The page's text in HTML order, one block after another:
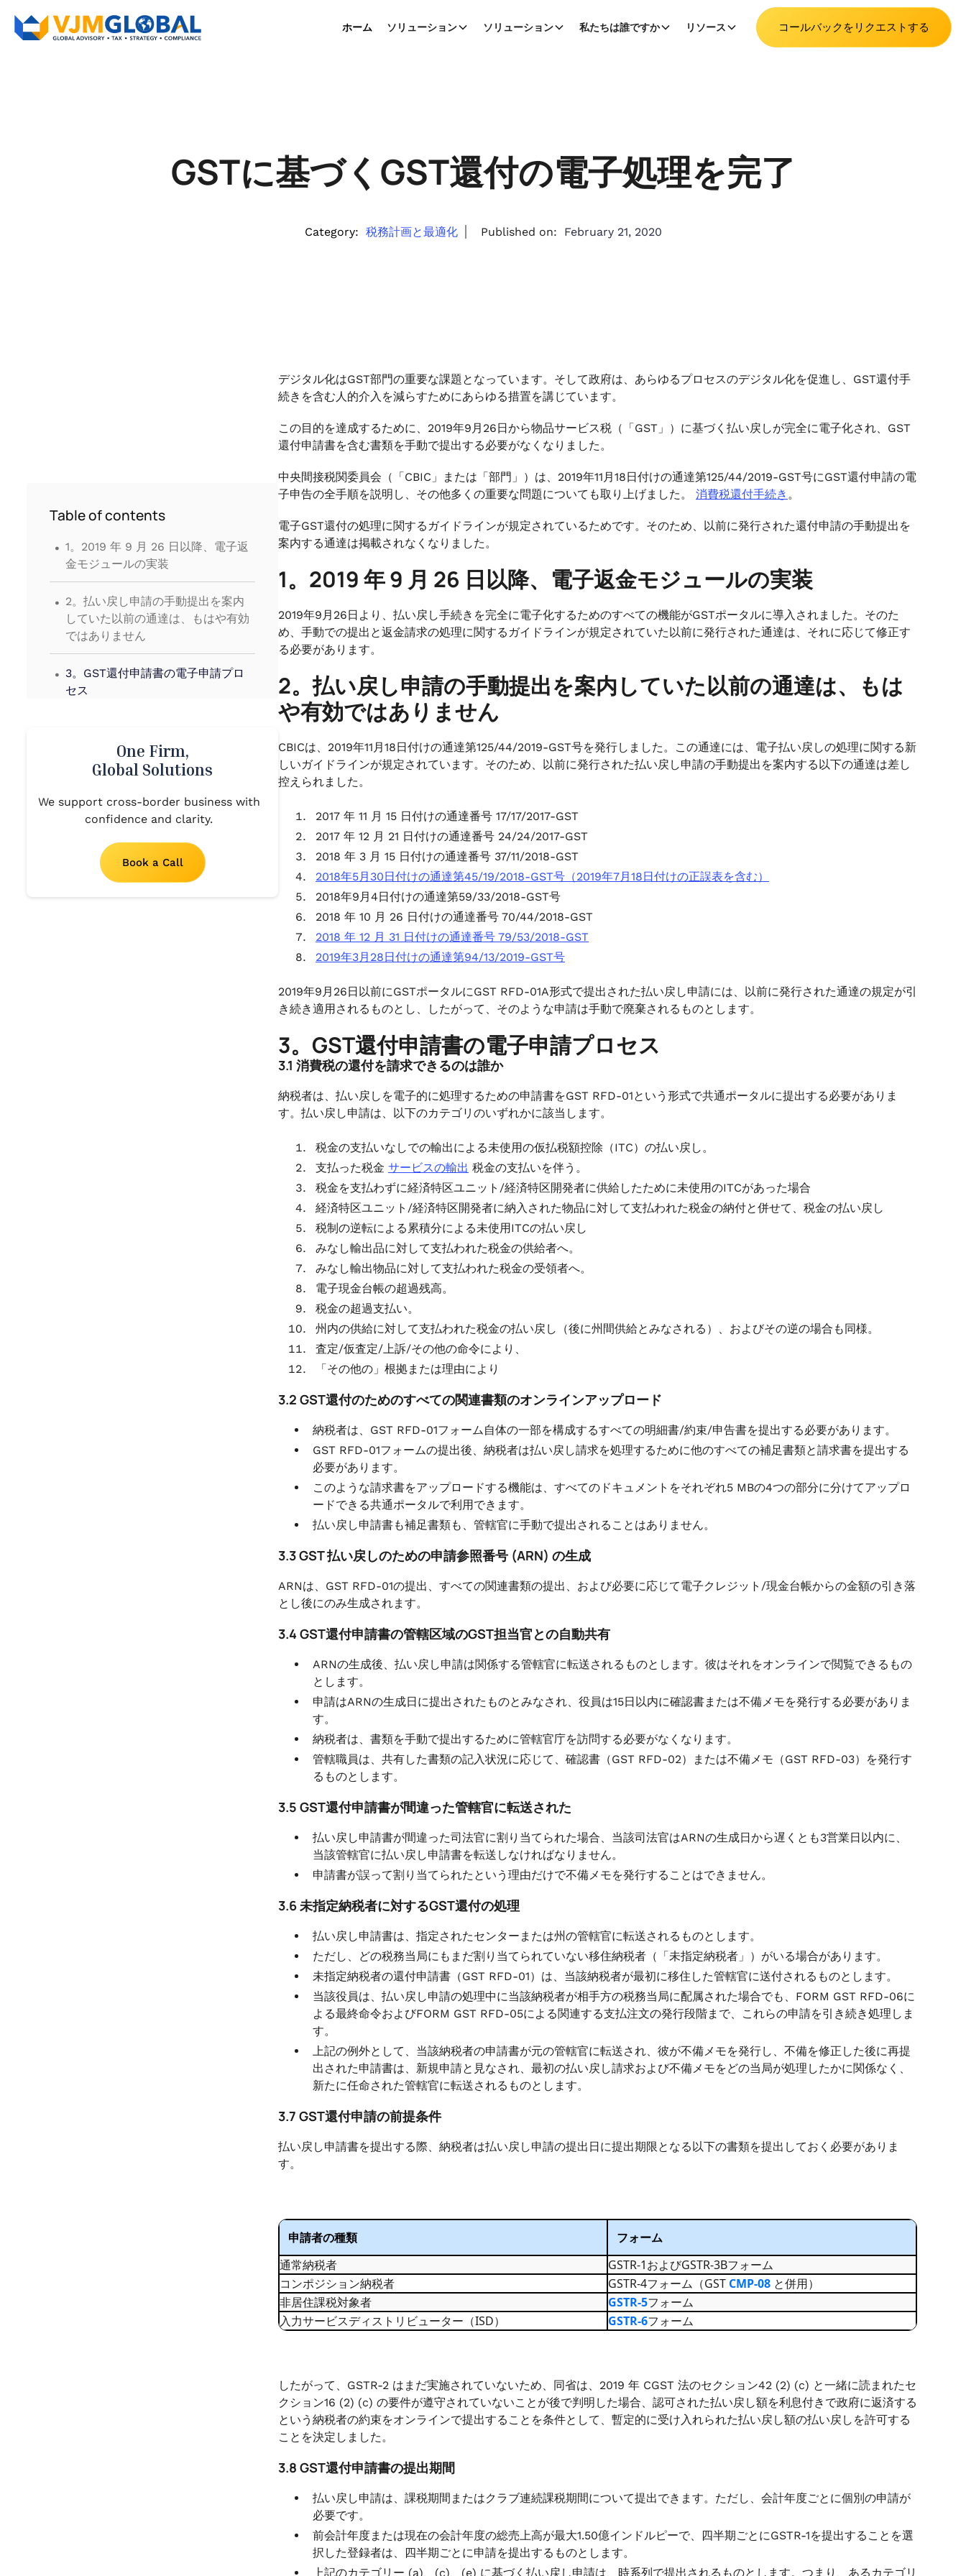
ホーム ソリューション ソリューション 私たちは誰ですか リソース コールバックをリクエストする
GSTに基づくGST還付の電子処理を完了
Category: 税務計画と最適化 Published on: February 21, 2020
Table of contents
. 1。2019 年 9 月 26 日以降、電子返
金モジュールの実装
. 2。払い戻し申請の手動提出を案内
していた以前の通達は、もはや有効
ではありません
. 3。GST還付申請書の電子申請プロ
セス
づくLUTの拡張に関する明確化
.
6。GST還付金の支払いを全項目と
7。GSTに基づく還付金の支払いの
One Firm,
Global Solutions
We support cross-border business with
confidence and clarity.
Book a Call
デジタル化はGST部門の重要な課題となっています。そして政府は、あらゆるプロセスのデジタル化を促進し、GST還付手
続きを含む人的介入を減らすためにあらゆる措置を講じています。
この目的を達成するために、2019年9月26日から物品サービス税（「GST」）に基づく払い戻しが完全に電子化され、GST
還付申請書を含む書類を手動で提出する必要がなくなりました。
中央間接税関委員会（「CBIC」または「部門」）は、2019年11月18日付けの通達第125/44/2019-GST号にGST還付申請の電
子申告の全手順を説明し、その他多くの重要な問題についても取り上げました。 消費税還付手続き 。
電子GST還付の処理に関するガイドラインが規定されているためです。そのため、以前に発行された還付申請の手動提出を
案内する通達は掲載されなくなりました。
1。2019 年 9 月 26 日以降、電子返金モジュールの実装
2019年9月26日より、払い戻し手続きを完全に電子化するためのすべての機能がGSTポータルに導入されました。そのた
め、手動での提出と返金請求の処理に関するガイドラインが規定されていた以前に発行された通達は、それに応じて修正す
る必要があります。
2。払い戻し申請の手動提出を案内していた以前の通達は、もは
や有効ではありません
CBICは、2019年11月18日付けの通達第125/44/2019-GST号を発行しました。この通達には、電子払い戻しの処理に関する新
しいガイドラインが規定されています。そのため、以前に発行された払い戻し申請の手動提出を案内する以下の通達は差し
控えられました。
2017 年 11 月 15 日付けの通達番号 17/17/2017-GST
2017 年 12 月 21 日付けの通達番号 24/24/2017-GST
2018 年 3 月 15 日付けの通達番号 37/11/2018-GST
2018年5月30日付けの通達第45/19/2018-GST号（2019年7月18日付けの正誤表を含む）
2018年9月4日付けの通達第59/33/2018-GST号
2018 年 10 月 26 日付けの通達番号 70/44/2018-GST
2018 年 12 月 31 日付けの通達番号 79/53/2018-GST
2019年3月28日付けの通達第94/13/2019-GST号
2019年9月26日以前にGSTポータルにGST RFD-01A形式で提出された払い戻し申請には、以前に発行された通達の規定が引
き続き適用されるものとし、したがって、そのような申請は手動で廃棄されるものとします。
3。GST還付申請書の電子申請プロセス
3.1 消費税の還付を請求できるのは誰か
納税者は、払い戻しを電子的に処理するための申請書をGST RFD-01という形式で共通ポータルに提出する必要がありま
す。払い戻し申請は、以下のカテゴリのいずれかに該当します。
税金の支払いなしでの輸出による未使用の仮払税額控除（ITC）の払い戻し。
支払った税金 サービスの輸出 税金の支払いを伴う。
税金を支払わずに経済特区ユニット/経済特区開発者に供給したために未使用のITCがあった場合
経済特区ユニット/経済特区開発者に納入された物品に対して支払われた税金の納付と併せて、税金の払い戻し
税制の逆転による累積分による未使用ITCの払い戻し
みなし輸出品に対して支払われた税金の供給者へ。
みなし輸出物品に対して支払われた税金の受領者へ。
電子現金台帳の超過残高。
税金の超過支払い。
州内の供給に対して支払われた税金の払い戻し（後に州間供給とみなされる）、およびその逆の場合も同様。
査定/仮査定/上訴/その他の命令により、
「その他の」根拠または理由により
3.2 GST還付のためのすべての関連書類のオンラインアップロード
納税者は、GST RFD-01フォーム自体の一部を構成するすべての明細書/約束/申告書を提出する必要があります。
GST RFD-01フォームの提出後、納税者は払い戻し請求を処理するために他のすべての補足書類と請求書を提出する
必要があります。
このような請求書をアップロードする機能は、すべてのドキュメントをそれぞれ5 MBの4つの部分に分けてアップロ
ードできる共通ポータルで利用できます。
払い戻し申請書も補足書類も、管轄官に手動で提出されることはありません。
3.3 GST 払い戻しのための申請参照番号 (ARN) の生成
ARNは、GST RFD-01の提出、すべての関連書類の提出、および必要に応じて電子クレジット/現金台帳からの金額の引き落
とし後にのみ生成されます。
3.4 GST還付申請書の管轄区域のGST担当官との自動共有
ARNの生成後、払い戻し申請は関係する管轄官に転送されるものとします。彼はそれをオンラインで閲覧できるもの
とします。
申請はARNの生成日に提出されたものとみなされ、役員は15日以内に確認書または不備メモを発行する必要がありま
す。
納税者は、書類を手動で提出するために管轄官庁を訪問する必要がなくなります。
管轄職員は、共有した書類の記入状況に応じて、確認書（GST RFD-02）または不備メモ（GST RFD-03）を発行す
るものとします。
3.5 GST還付申請書が間違った管轄官に転送された
払い戻し申請書が間違った司法官に割り当てられた場合、当該司法官はARNの生成日から遅くとも3営業日以内に、
当該管轄官に払い戻し申請書を転送しなければなりません。
申請書が誤って割り当てられたという理由だけで不備メモを発行することはできません。
3.6 未指定納税者に対するGST還付の処理
払い戻し申請書は、指定されたセンターまたは州の管轄官に転送されるものとします。
ただし、どの税務当局にもまだ割り当てられていない移住納税者（「未指定納税者」）がいる場合があります。
未指定納税者の還付申請書（GST RFD-01）は、当該納税者が最初に移住した管轄官に送付されるものとします。
当該役員は、払い戻し申請の処理中に当該納税者が相手方の税務当局に配属された場合でも、FORM GST RFD-06に
よる最終命令およびFORM GST RFD-05による関連する支払注文の発行段階まで、これらの申請を引き続き処理しま
す。
上記の例外として、当該納税者の申請書が元の管轄官に転送され、彼が不備メモを発行し、不備を修正した後に再提
出された申請書は、新規申請と見なされ、最初の払い戻し請求および不備メモをどの当局が処理したかに関係なく、
新たに任命された管轄官に転送されるものとします。
3.7 GST還付申請の前提条件
払い戻し申請書を提出する際、納税者は払い戻し申請の提出日に提出期限となる以下の書類を提出しておく必要がありま
す。
申請者の種類
フォーム
通常納税者
GSTR-1およびGSTR-3Bフォーム
コンポジション納税者
GSTR-4フォーム（GST CMP-08 と併用）
非居住課税対象者
GSTR-5フォーム
入力サービスディストリビューター（ISD）
GSTR-6フォーム
したがって、GSTR-2 はまだ実施されていないため、同省は、2019 年 CGST 法のセクション42 (2) (c) と一緒に読まれたセ
クション16 (2) (c) の要件が遵守されていないことが後で判明した場合、認可された払い戻し額を利息付きで政府に返済する
という納税者の約束をオンラインで提出することを条件として、暫定的に受け入れられた払い戻し額の払い戻しを許可する
ことを決定しました。
3.8 GST還付申請書の提出期間
払い戻し申請は、課税期間またはクラブ連続課税期間について提出できます。ただし、会計年度ごとに個別の申請が
必要です。
前会計年度または現在の会計年度の総売上高が最大1.50億インドルピーで、四半期ごとにGSTR-1を提出することを選
択した登録者は、四半期ごとに申請を提出するものとします。
上記のカテゴリー (a)、(c)、(e) に基づく払い戻し申請は、時系列で提出されるものとします。つまり、あるカテゴリ